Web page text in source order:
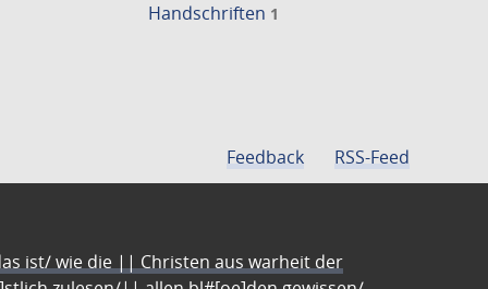
Handschriften 1
Feedback RSS-Feed
ist/ wie die || Christen aus warheit der